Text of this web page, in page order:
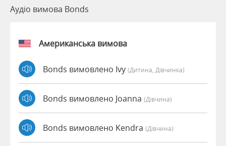
Аудіо вимова Bonds
Американська вимова
Bonds вимовлено Ivy (дитина, Дівчинка)
Bonds вимовлено Joanna (дівчина)
Bonds вимовлено Kendra (дівчина)